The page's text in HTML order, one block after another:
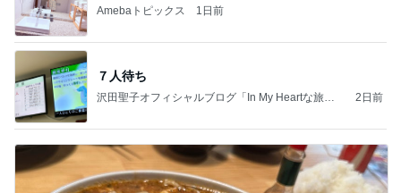
Amebaトピックス 1日前
７人待ち
沢田聖子オフィシャルブログ「In My Heartな旅日
2日前